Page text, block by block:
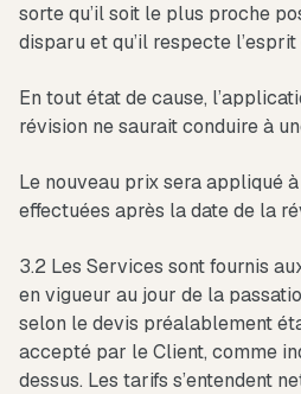
sorte qu’il soit le plus proche
disparu et qu’il respecte
En tout état de cause,
révision ne saurait conduire à
Le nouveau prix sera appliqué
effectuées après la date de la
3.2 Les Services sont fournis
en vigueur au jour de la
selon le devis préalablement
accepté par le Client, comme
dessus. Les tarifs s’entendent